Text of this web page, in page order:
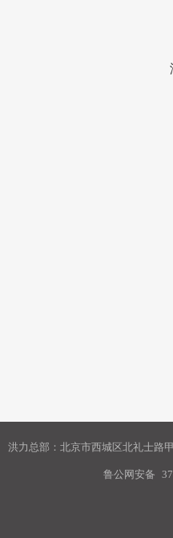
洪力总部：北京市西城区北礼士路
鲁公网安备